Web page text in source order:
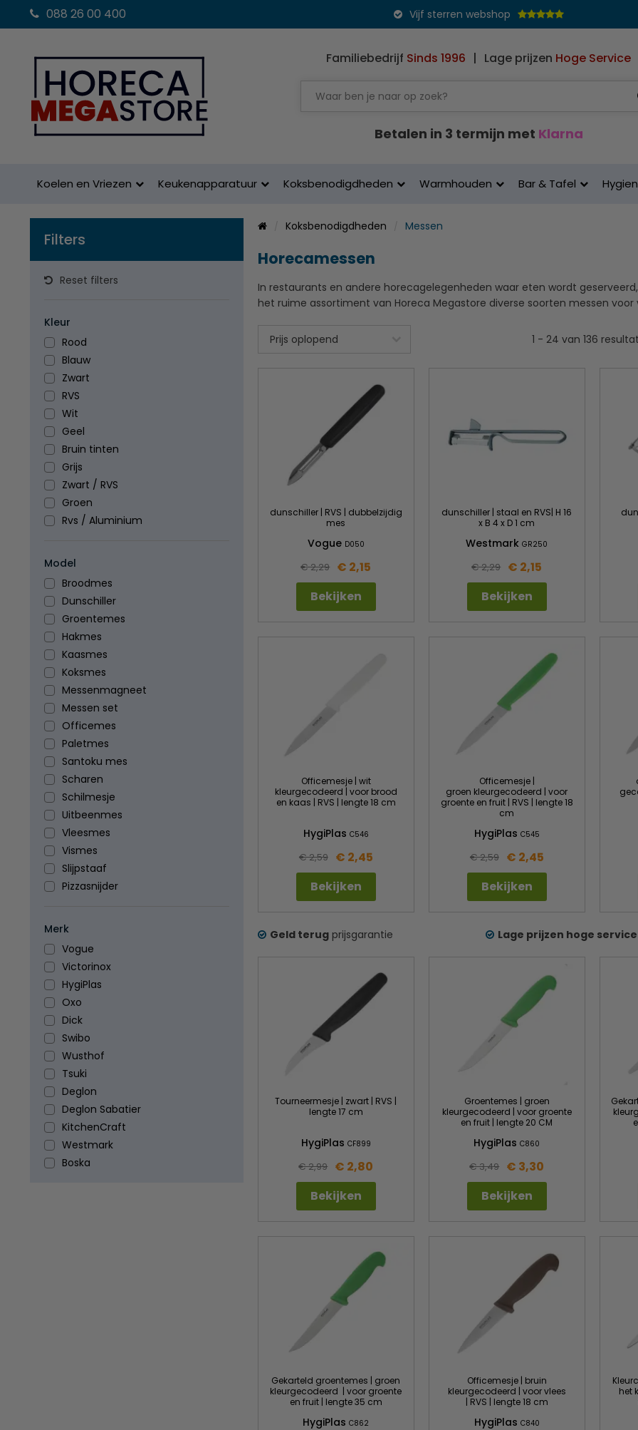
088 26 00 400 Vijf sterren webshop
Familiebedrijf Sinds 1996 | Lage prijzen Hoge Service
Betalen in 3 termijn met Klarna
Koelen en Vriezen Keukenapparatuur Koksbenodigdheden Warmhouden Bar & Tafel
Filters
Reset filters
Kleur
Rood
Blauw
Zwart
RVS
Wit
Geel
Bruin tinten
Grijs
Zwart / RVS
Groen
Rvs / Aluminium
Model
Broodmes
Dunschiller
Groentemes
Hakmes
Kaasmes
Koksmes
Messenmagneet
Messen set
Officemes
Paletmes
Santoku mes
Scharen
Schilmesje
Uitbeenmes
Vleesmes
Vismes
Slijpstaaf
Pizzasnijder
Merk
Vogue
Victorinox
HygiPlas
Oxo
Dick
Swibo
Wusthof
Tsuki
Deglon
Deglon Sabatier
KitchenCraft
Westmark
Boska
Koksbenodigdheden Messen
Horecamessen
In restaurants en andere horecagelegenheden waar eten wordt
het ruime assortiment van Horeca Megastore diverse soorten messen
1 - 24 van 136
dunschiller | RVS | dubbelzijdig
mes
Vogue D050
€ 2,29 € 2,15
Bekijken
dunschiller | staal en RVS| H 16
x B 4 x D 1 cm
WestmarkGR250
€ 2,29 € 2,15
Bekijken
Officemesje | wit
kleurgecodeerd | voor brood
en kaas | RVS | lengte 18 cm
HygiPlas C546
€ 2,59 € 2,45
Bekijken
Officemesje |
groen kleurgecodeerd | voor
groente en fruit | RVS | lengte 18
cm
HygiPlas C545
€ 2,59 € 2,45
Bekijken
Tourneermesje | zwart | RVS |
lengte 17 cm
HygiPlas CF899
€ 2,99 € 2,80
Bekijken
Groentemes | groen
kleurgecodeerd | voor groente
en fruit | lengte 20 CM
HygiPlasC860
€ 3,49 € 3,30
Bekijken
Gekarteld groentemes | groen
kleurgecodeerd | voor groente
en fruit | lengte 35 cm
HygiPlasC862
Officemesje | bruin
kleurgecodeerd | voor vlees
| RVS | lengte 18 cm
HygiPlas C840
het
Geld terugprijsgarantie Lage prijzen hoge service